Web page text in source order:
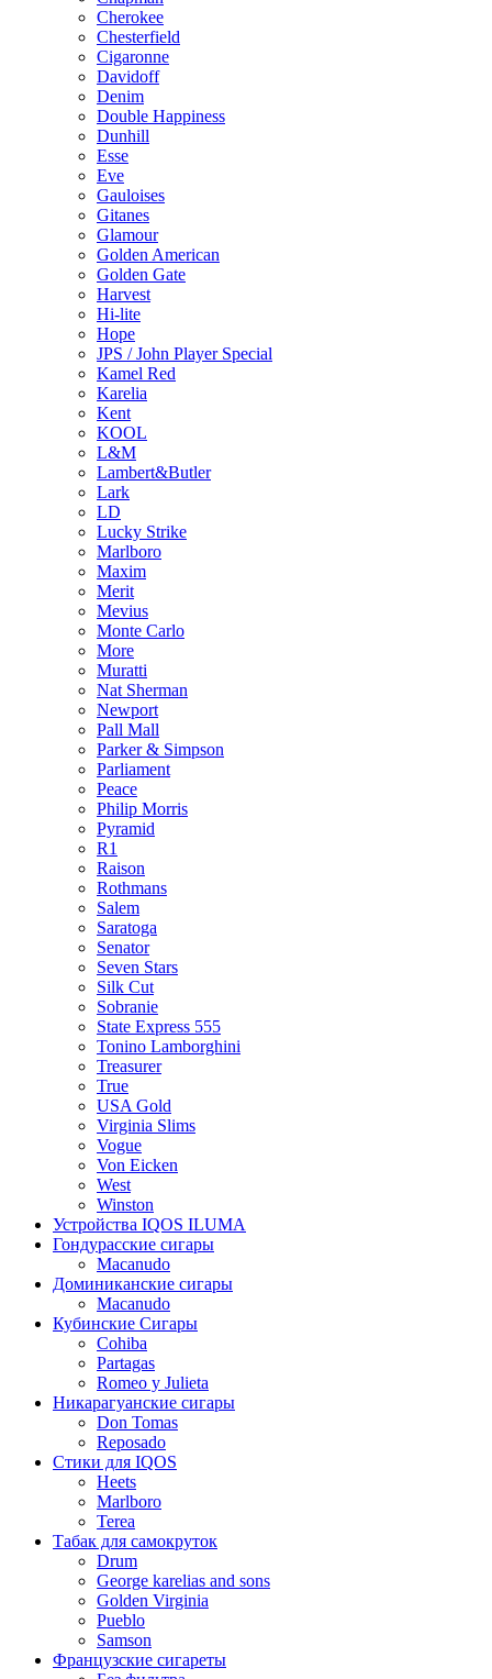
Cherokee
Chesterfield
Cigaronne
Davidoff
Denim
Double Happiness
Dunhill
Esse
Eve
Gauloises
Gitanes
Glamour
Golden American
Golden Gate
Harvest
Hi-lite
Hope
JPS / John Player Special
Kamel Red
Karelia
Kent
KOOL
L&M
Lambert&Butler
Lark
LD
Lucky Strike
Marlboro
Maxim
Merit
Mevius
Monte Carlo
More
Muratti
Nat Sherman
Newport
Pall Mall
Parker & Simpson
Parliament
Peace
Philip Morris
Pyramid
R1
Raison
Rothmans
Salem
Saratoga
Senator
Seven Stars
Silk Cut
Sobranie
State Express 555
Tonino Lamborghini
Treasurer
True
USA Gold
Virginia Slims
Vogue
Von Eicken
West
Winston
Устройства IQOS ILUMA
Гондурасские сигары
Macanudo
Доминиканские сигары
Macanudo
Кубинские Сигары
Cohiba
Partagas
Romeo y Julieta
Никарагуанские сигары
Don Tomas
Reposado
Стики для IQOS
Heets
Marlboro
Terea
Табак для самокруток
Drum
George karelias and sons
Golden Virginia
Pueblo
Samson
Французские сигареты